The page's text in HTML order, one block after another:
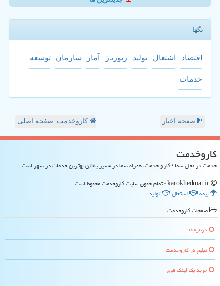
تگها
اقتصاد اشتغال تولید رپورتاژ آمار سازمان توسعه
خدمات
صفحه اخبار کاروخدمت: صفحه اصلی
كاروخدمت
خدمت در محل شما ؛ کار و خدمت، همراه شما در مسیر یافتن بهترین خدمات در شهر است
بیمه
اشتغال
تولید
صفحات كاروخدمت
درباره ما
تبلیغ در كاروخدمت
خرید بک لینک قوی